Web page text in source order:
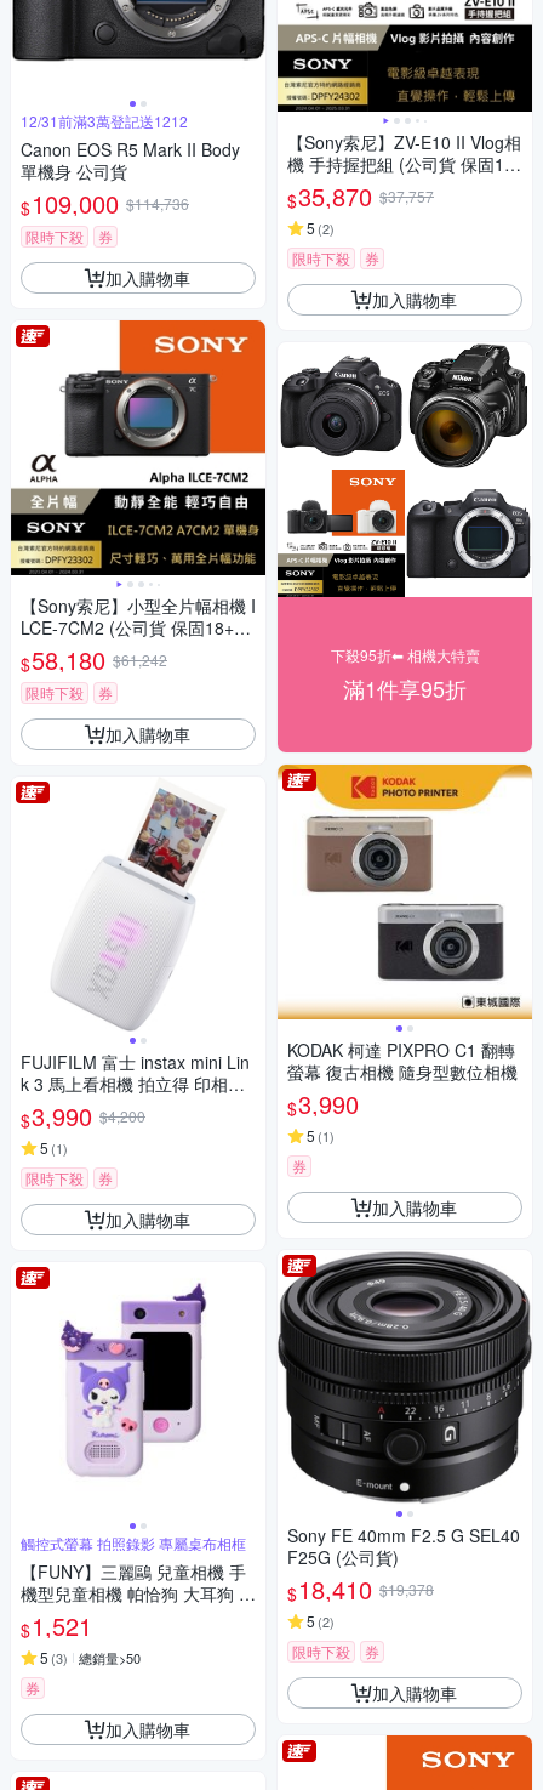
12/31前滿3萬登記送1212
Canon EOS R5 Mark II Body
單機身 公司貨
$109,000 $114,736
限時下殺
券
加入購物車
【Sony索尼】小型全片幅相機 I
LCE-7CM2 (公司貨 保固18+6
個月)
$58,180 $61,242
限時下殺
券
加入購物車
FUJIFILM 富士 instax mini Lin
k 3 馬上看相機 拍立得 印相機
公司貨
$3,990 $4,200
5 (1)
限時下殺 券
加入購物車
觸控式螢幕 拍照錄影 專屬桌布相框
【FUNY】三麗鷗 兒童相機 手
機型兒童相機 帕恰狗 大耳狗 酷
洛米
$1,521
5 (3) 總銷量>50
券
加入購物車
【Sony索尼】ZV-E10 II Vlog相
機 手持握把組 (公司貨 保固18
+6個月)
$35,870 $37,757
5 (2)
限時下殺 券
加入購物車
下殺95折⬅︎ 相機大特賣
滿1件享95折
KODAK 柯達 PIXPRO C1 翻轉
螢幕 復古相機 隨身型數位相機
$3,990
5 (1)
券
加入購物車
Sony FE 40mm F2.5 G SEL40
F25G (公司貨)
$18,410 $19,378
5 (2)
限時下殺 券
加入購物車